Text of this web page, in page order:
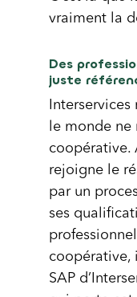
vraiment la
Des
juste
Interservices
le monde ne
coopérative.
rejoigne le
par un
ses
coopérative,
SAP